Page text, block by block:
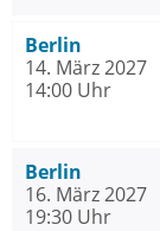
Berlin
14. März 2027
14:00 Uhr
Berlin
16. März 2027
19:30 Uhr